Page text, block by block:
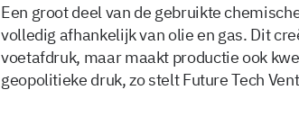
Een groot deel van de gebruikte
volledig afhankelijk van olie en gas. Dit
voetafdruk, maar maakt productie ook
geopolitieke druk, zo stelt Future Tech